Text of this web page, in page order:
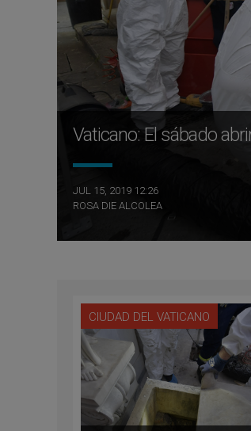
Vaticano: El sábado
JUL 15, 2019 12:26
ROSA DIE ALCOLEA
CIUDAD DEL VATICANO